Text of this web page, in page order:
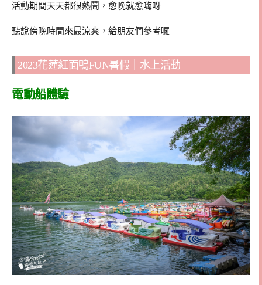
活動期間天天都很熱鬧，愈晚就愈嗨呀
聽說傍晚時間來最涼爽，給朋友們參考囉
2023花蓮紅面鴨FUN暑假｜水上活動
電動船體驗